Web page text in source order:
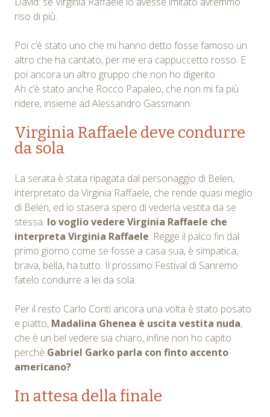
riso di più.
Poi c’è stato uno che mi hanno detto fosse famoso un
altro che ha cantato, per me era cappuccetto rosso. E
poi ancora un altro gruppo che non ho digerito.
Ah c’è stato anche Rocco Papaleo, che non mi fa più
ridere, insieme ad Alessandro Gassmann.
Virginia Raffaele deve condurre
da sola
La serata è stata ripagata dal personaggio di Belen,
interpretato da Virginia Raffaele, che rende quasi meglio
di Belen, ed io stasera spero di vederla vestita da se
stessa. Io voglio vedere Virginia Raffaele che
interpreta Virginia Raffaele. Regge il palco fin dal
primo giorno come se fosse a casa sua, è simpatica,
brava, bella, ha tutto. Il prossimo Festival di Sanremo
fatelo condurre a lei da sola.
Per il resto Carlo Conti ancora una volta è stato posato
e piatto, Madalina Ghenea è uscita vestita nuda,
che è un bel vedere sia chiaro, infine non ho capito
perchè Gabriel Garko parla con finto accento
americano?
In attesa della finale